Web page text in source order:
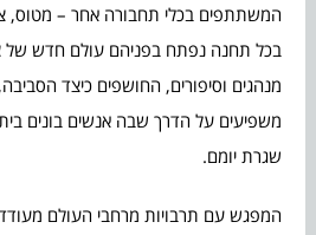
המשתתפים בכלי תחבורה אחר – מטוס,
בכל תחנה נפתח בפניהם עולם חדש של
מנהגים וסיפורים, החושפים כיצד
משפיעים על הדרך שבה אנשים בונים
שגרת יומם.
המפגש עם תרבויות מרחבי העולם